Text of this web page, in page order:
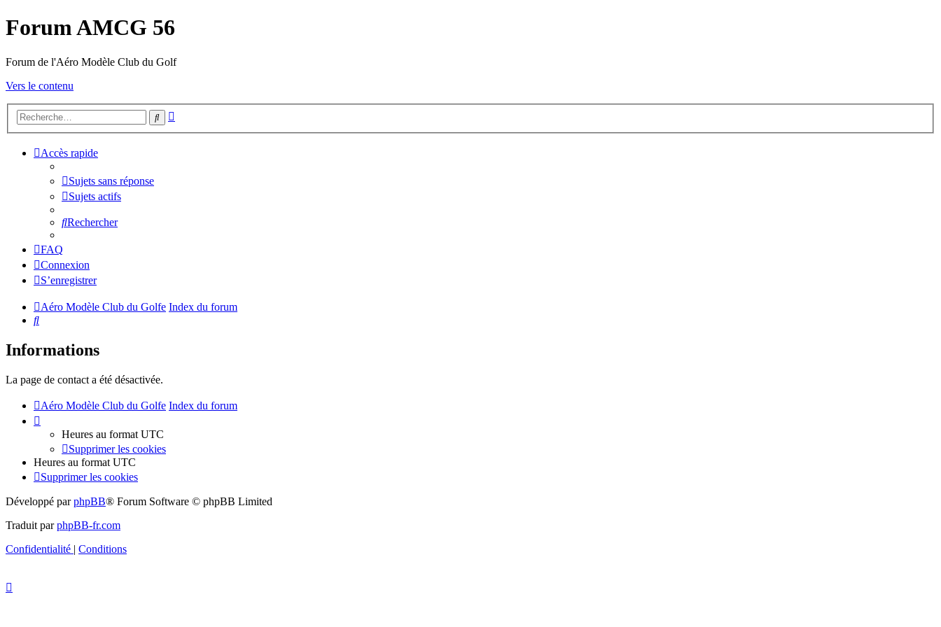
Forum AMCG 56
Forum de l'Aéro Modèle Club du Golf
Vers le contenu
Rechercher
Accès rapide
Sujets sans réponse
Sujets actifs
Rechercher
FAQ
Connexion
S’enregistrer
Aéro Modèle Club du Golfe Index du forum
Rechercher
Informations
La page de contact a été désactivée.
Aéro Modèle Club du Golfe Index du forum
Heures au format UTC
Supprimer les cookies
Heures au format UTC
Supprimer les cookies
Développé parphpBB® Forum Software © phpBB Limited
Traduit parphpBB-fr.com
Confidentialité | Conditions